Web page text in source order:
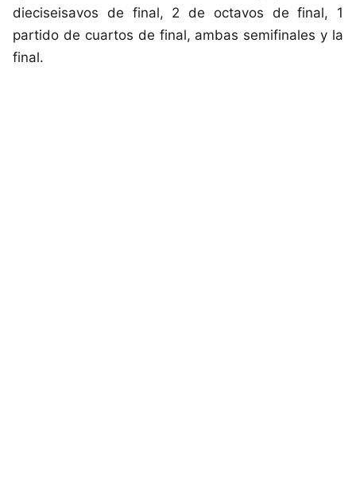
dieciseisavos de final, 2 de octavos de final, 1
partido de cuartos de final, ambas semifinales y la
final.